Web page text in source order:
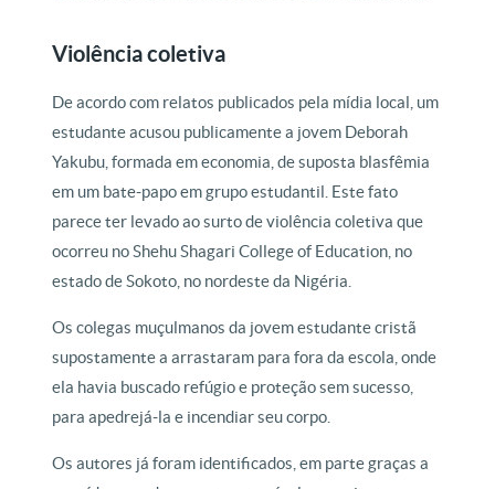
Violência coletiva
De acordo com relatos publicados pela mídia local, um
estudante acusou publicamente a jovem Deborah
Yakubu, formada em economia, de suposta blasfêmia
em um bate-papo em grupo estudantil. Este fato
parece ter levado ao surto de violência coletiva que
ocorreu no Shehu Shagari College of Education, no
estado de Sokoto, no nordeste da Nigéria.
Os colegas muçulmanos da jovem estudante cristã
supostamente a arrastaram para fora da escola, onde
ela havia buscado refúgio e proteção sem sucesso,
para apedrejá-la e incendiar seu corpo.
Os autores já foram identificados, em parte graças a